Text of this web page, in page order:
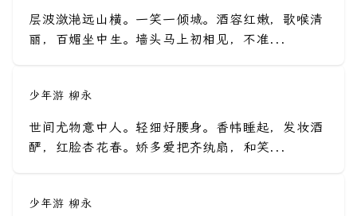
层波潋滟远山横。一笑一倾城。酒容红嫩，歌喉清
丽，百媚坐中生。墙头马上初相见，不准...
少年游 柳永
世间尤物意中人。轻细好腰身。香帏睡起，发妆酒
酽，红脸杏花春。娇多爱把齐纨扇，和笑...
少年游 柳永